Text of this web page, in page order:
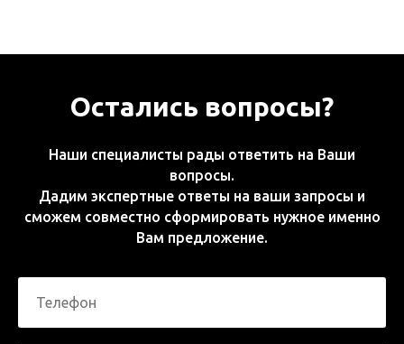
Остались вопросы?
Наши специалисты рады ответить на Ваши
вопросы.
Дадим экспертные ответы на ваши запросы и
сможем совместно сформировать нужное именно
Вам предложение.